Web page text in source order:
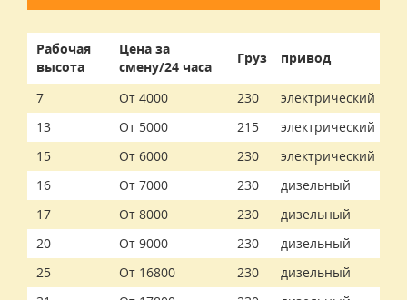
Рабочая
высота
Цена за
смену/24 часа
Груз привод
7 От 4000 230
электрический
13
От 5000 215
электрический
15
От 6000 230
электрический
16
От 7000 230
дизельный
17
От 8000 230
дизельный
20
От 9000 230
дизельный
25
От 16800 230
дизельный